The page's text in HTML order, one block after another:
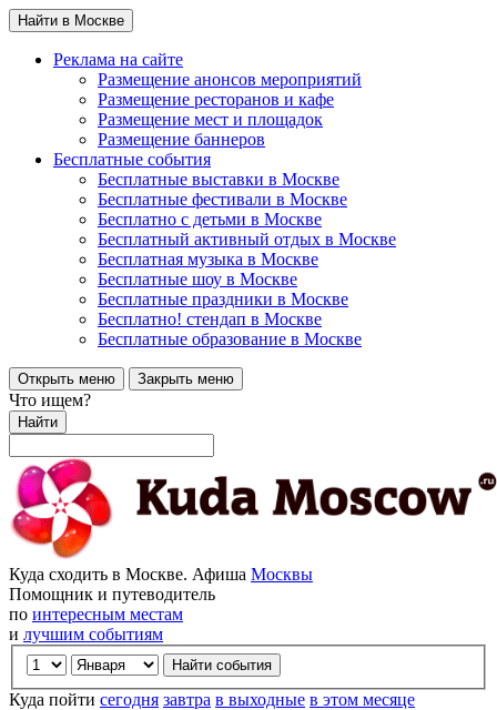
Найти в Москве
Реклама на сайте
Размещение анонсов мероприятий
Размещение ресторанов и кафе
Размещение мест и площадок
Размещение баннеров
Бесплатные события
Бесплатные выставки в Москве
Бесплатные фестивали в Москве
Бесплатно с детьми в Москве
Бесплатный активный отдых в Москве
Бесплатная музыка в Москве
Бесплатные шоу в Москве
Бесплатные праздники в Москве
Бесплатно! стендап в Москве
Бесплатные образование в Москве
Открыть меню Закрыть меню
Что ищем?
Найти
Куда сходить в Москве. Афиша Москвы
Помощник и путеводитель
по интересным местам
и лучшим событиям
Куда пойти сегодня завтра в выходные в этом месяце